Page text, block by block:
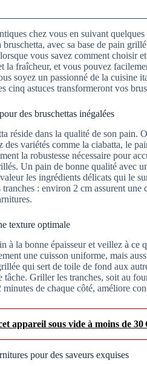
chez vous en suivant
avec sa base de pain
vous savez comment choisir
la fraîcheur, et vous pouvez
soyez un passionné de la cuisine
cinq astuces transformeront vos
des bruschettas inégalées
réside dans la qualité de son pain.
des variétés comme la ciabatta, le
la robustesse nécessaire pour
Un pain de bonne qualité avec
les ingrédients délicats qui le
tranches : environ 2 cm assurent
texture optimale
à la bonne épaisseur et veillez à ce
une cuisson uniforme, mais
qui sert de toile de fond aux
Griller les tranches, soit au
de chaque côté, améliore
appareil sous vide à moins de 30
pour des saveurs exquises